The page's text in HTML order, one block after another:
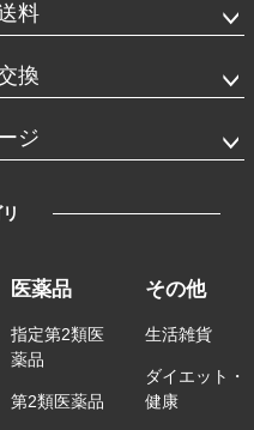
料
換
ジ
医薬品
指定第2類医
薬品
第2類医薬品
その他
生活雑貨
ダイエット・
健康